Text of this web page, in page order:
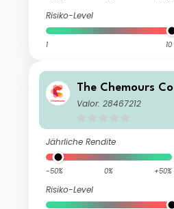
Risiko-Level
1 10
The Chemours Co
Valor: 28467212
Jährliche Rendite
-50% 0% +50%
Risiko-Level